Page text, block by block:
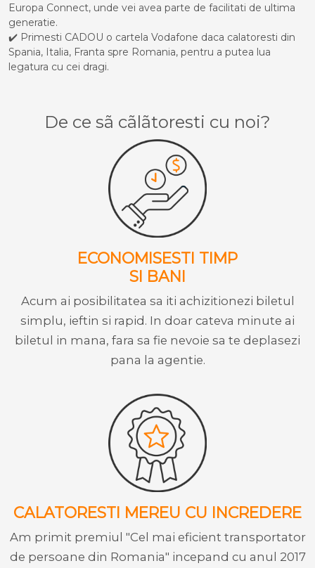
Europa Connect, unde vei avea parte de facilitati de ultima
generatie.
✔️ Primesti CADOU o cartela Vodafone daca calatoresti din
Spania, Italia, Franta spre Romania, pentru a putea lua
legatura cu cei dragi.
De ce sã cãlãtoresti cu noi?
ECONOMISESTI TIMP
SI BANI
Acum ai posibilitatea sa iti achizitionezi biletul
simplu, ieftin si rapid. In doar cateva minute ai
biletul in mana, fara sa fie nevoie sa te deplasezi
pana la agentie.
CALATORESTI MEREU CU INCREDERE
Am primit premiul "Cel mai eficient transportator
de persoane din Romania" incepand cu anul 2017